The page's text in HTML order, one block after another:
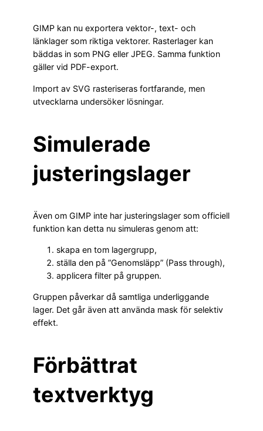
GIMP kan nu exportera vektor-, text- och
länklager som riktiga vektorer. Rasterlager kan
bäddas in som PNG eller JPEG. Samma funktion
gäller vid PDF-export.
Import av SVG rasteriseras fortfarande, men
utvecklarna undersöker lösningar.
Simulerade
justeringslager
Även om GIMP inte har justeringslager som officiell
funktion kan detta nu simuleras genom att:
skapa en tom lagergrupp,
ställa den på ”Genomsläpp” (Pass through),
applicera filter på gruppen.
Gruppen påverkar då samtliga underliggande
lager. Det går även att använda mask för selektiv
effekt.
Förbättrat
textverktyg